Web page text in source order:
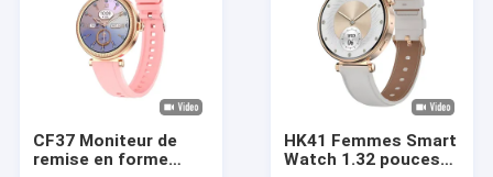
CF37 Moniteur de
remise en forme
HK41 Femmes Smart
Watch 1.32 pouces